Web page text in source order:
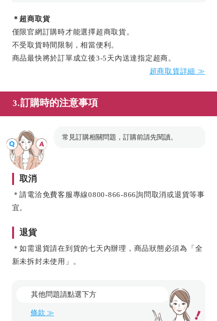
＊超商取貨
僅限官網訂購時才能選擇超商取貨。
不受取貨時間限制，相當便利。
商品最快將於訂單成立後3-5天內送達指定超商。
超商取貨詳細 ≫
3.訂購時的注意事項
常見訂購相關問題，訂購前請先閱讀。
取消
＊請電洽免費客服專線0800-866-866詢問取消或退貨等事
宜。
退貨
＊如需退貨請在到貨的七天內辦理，商品狀態必須為「全
新未拆封未使用」。
其他問題請點選下方
條款 ≫